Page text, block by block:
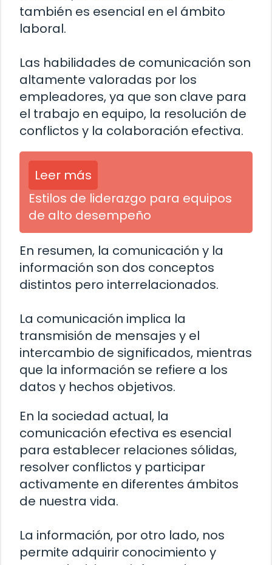
también es esencial en el ámbito
laboral.
Las habilidades de comunicación son
altamente valoradas por los
empleadores, ya que son clave para
el trabajo en equipo, la resolución de
conflictos y la colaboración efectiva.
Leer más
Estilos de liderazgo para equipos
de alto desempeño
En resumen, la comunicación y la
información son dos conceptos
distintos pero interrelacionados.
La comunicación implica la
transmisión de mensajes y el
intercambio de significados, mientras
que la información se refiere a los
datos y hechos objetivos.
En la sociedad actual, la
comunicación efectiva es esencial
para establecer relaciones sólidas,
resolver conflictos y participar
activamente en diferentes ámbitos
de nuestra vida.
La información, por otro lado, nos
permite adquirir conocimiento y